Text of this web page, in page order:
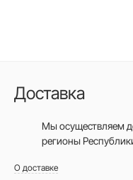
Доставка
Мы осуществляем
регионы
О доставке